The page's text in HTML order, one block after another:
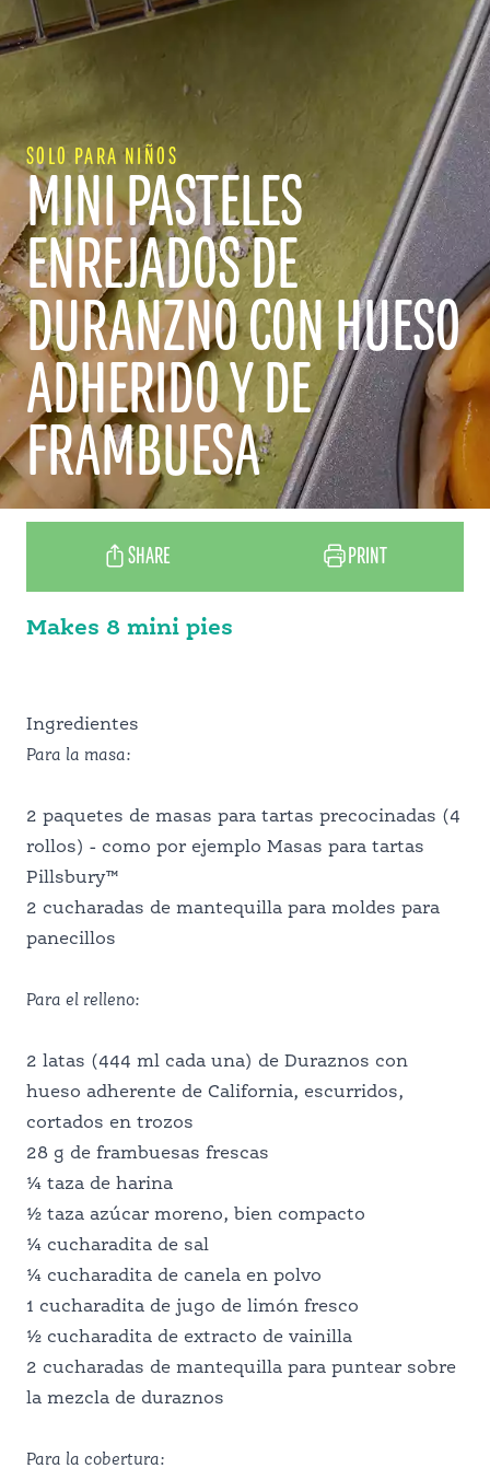
POR QUÉ CALIFORNIA
CONOCE A NUESTROS PRODUCTORES
DESPENSA PERFECTA
PROFESIONALES DE LA
ALIMENTACIÓN
SOLO PARA NIÑOS
MINI PASTELES
ENREJADOS DE
DURANZNO CON HUESO
ADHERIDO Y DE
FRAMBUESA
Makes 8 mini pies
SHARE PRINT
Ingredientes
Para la masa:
2 paquetes de masas para tartas precocinadas (4
rollos) - como por ejemplo Masas para tartas
Pillsbury™
2 cucharadas de mantequilla para moldes para
panecillos
Para el relleno:
2 latas (444 ml cada una) de Duraznos con
hueso adherente de California, escurridos,
cortados en trozos
28 g de frambuesas frescas
¼ taza de harina
½ taza azúcar moreno, bien compacto
¼ cucharadita de sal
¼ cucharadita de canela en polvo
1 cucharadita de jugo de limón fresco
½ cucharadita de extracto de vainilla
2 cucharadas de mantequilla para puntear sobre
la mezcla de duraznos
Para la cobertura: